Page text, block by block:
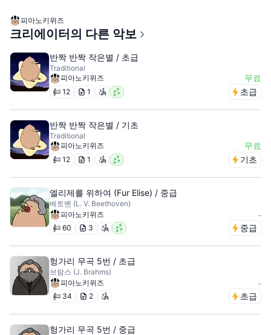
피아노키위즈
크리에이터의 다른 악보
반짝 반짝 작은별 / 초급
Traditional
피아노키위즈
무료
12 1 초급
반짝 반짝 작은별 / 기초
Traditional
피아노키위즈
무료
12 1 기초
엘리제를 위하여 (Fur Elise) / 중급
베토벤 (L. V. Beethoven)
피아노키위즈
-
60 3 중급
헝가리 무곡 5번 / 초급
브람스 (J. Brahms)
피아노키위즈
-
34 2 초급
헝가리 무곡 5번 / 중급